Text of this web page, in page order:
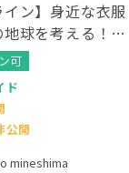
イン】身近な衣服
球を考える！ク
WS
可
ド
公開
mineshima